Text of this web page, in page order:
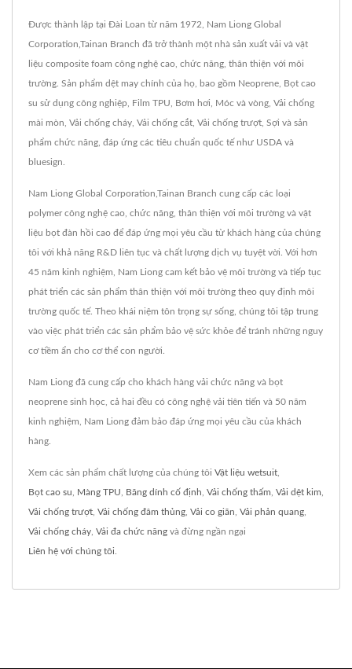
Được thành lập tại Đài Loan từ năm 1972, Nam Liong Global
Corporation,Tainan Branch đã trở thành một nhà sản xuất vải và vật
liệu composite foam công nghệ cao, chức năng, thân thiện với môi
trường. Sản phẩm dệt may chính của họ, bao gồm Neoprene, Bọt cao
su sử dụng công nghiệp, Film TPU, Bơm hơi, Móc và vòng, Vải chống
mài mòn, Vải chống cháy, Vải chống cắt, Vải chống trượt, Sợi và sản
phẩm chức năng, đáp ứng các tiêu chuẩn quốc tế như USDA và
bluesign.
Nam Liong Global Corporation,Tainan Branch cung cấp các loại
polymer công nghệ cao, chức năng, thân thiện với môi trường và vật
liệu bọt đàn hồi cao để đáp ứng mọi yêu cầu từ khách hàng của chúng
tôi với khả năng R&D liên tục và chất lượng dịch vụ tuyệt vời. Với hơn
45 năm kinh nghiệm, Nam Liong cam kết bảo vệ môi trường và tiếp tục
phát triển các sản phẩm thân thiện với môi trường theo quy định môi
trường quốc tế. Theo khái niệm tôn trọng sự sống, chúng tôi tập trung
vào việc phát triển các sản phẩm bảo vệ sức khỏe để tránh những nguy
cơ tiềm ẩn cho cơ thể con người.
Nam Liong đã cung cấp cho khách hàng vải chức năng và bọt
neoprene sinh học, cả hai đều có công nghệ vải tiên tiến và 50 năm
kinh nghiệm, Nam Liong đảm bảo đáp ứng mọi yêu cầu của khách
hàng.
Xem các sản phẩm chất lượng của chúng tôi Vật liệu wetsuit
Bọt cao su Màng TPU Băng dính cố định Vải chống thấm Vải dệt kim
Vải chống trượt Vải chống đâm thủng Vải co giãn Vải phản quang
Vải chống cháy Vải đa chức năng và đừng ngần ngại
Liên hệ với chúng tôi